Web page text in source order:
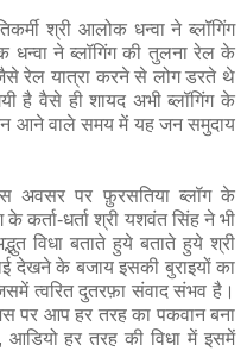
श्री आलोक धन्वा ने ब्लॉगिंग
धन्वा ने ब्लॉगिंग की तुलना रेल के
रेल यात्रा करने से लोग डरते थे
है वैसे ही शायद अभी ब्लॉगिंग के
आने वाले समय में यह जन समुदाय
अवसर पर फ़ुरसतिया ब्लॉग के
धर्ता श्री यशवंत सिंह ने भी
विधा बताते हुये बताते हुये श्री
देखने के बजाय इसकी बुराइयों का
त्वरित दुतरफ़ा संवाद संभव है।
पर आप हर तरह का पकवान बना
हर तरह की विधा में इसमें